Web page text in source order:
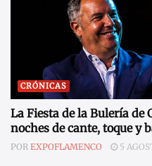
CRÓNICAS
La Fiesta de la Bulería de
noches de cante, toque y
POR EXPOFLAMENCO 5